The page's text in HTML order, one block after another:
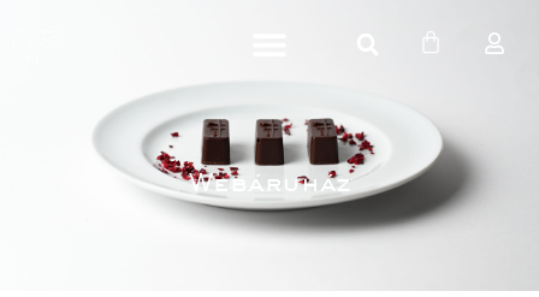
Webáruház